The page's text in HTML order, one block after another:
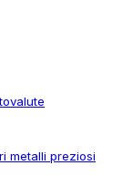
metalli preziosi